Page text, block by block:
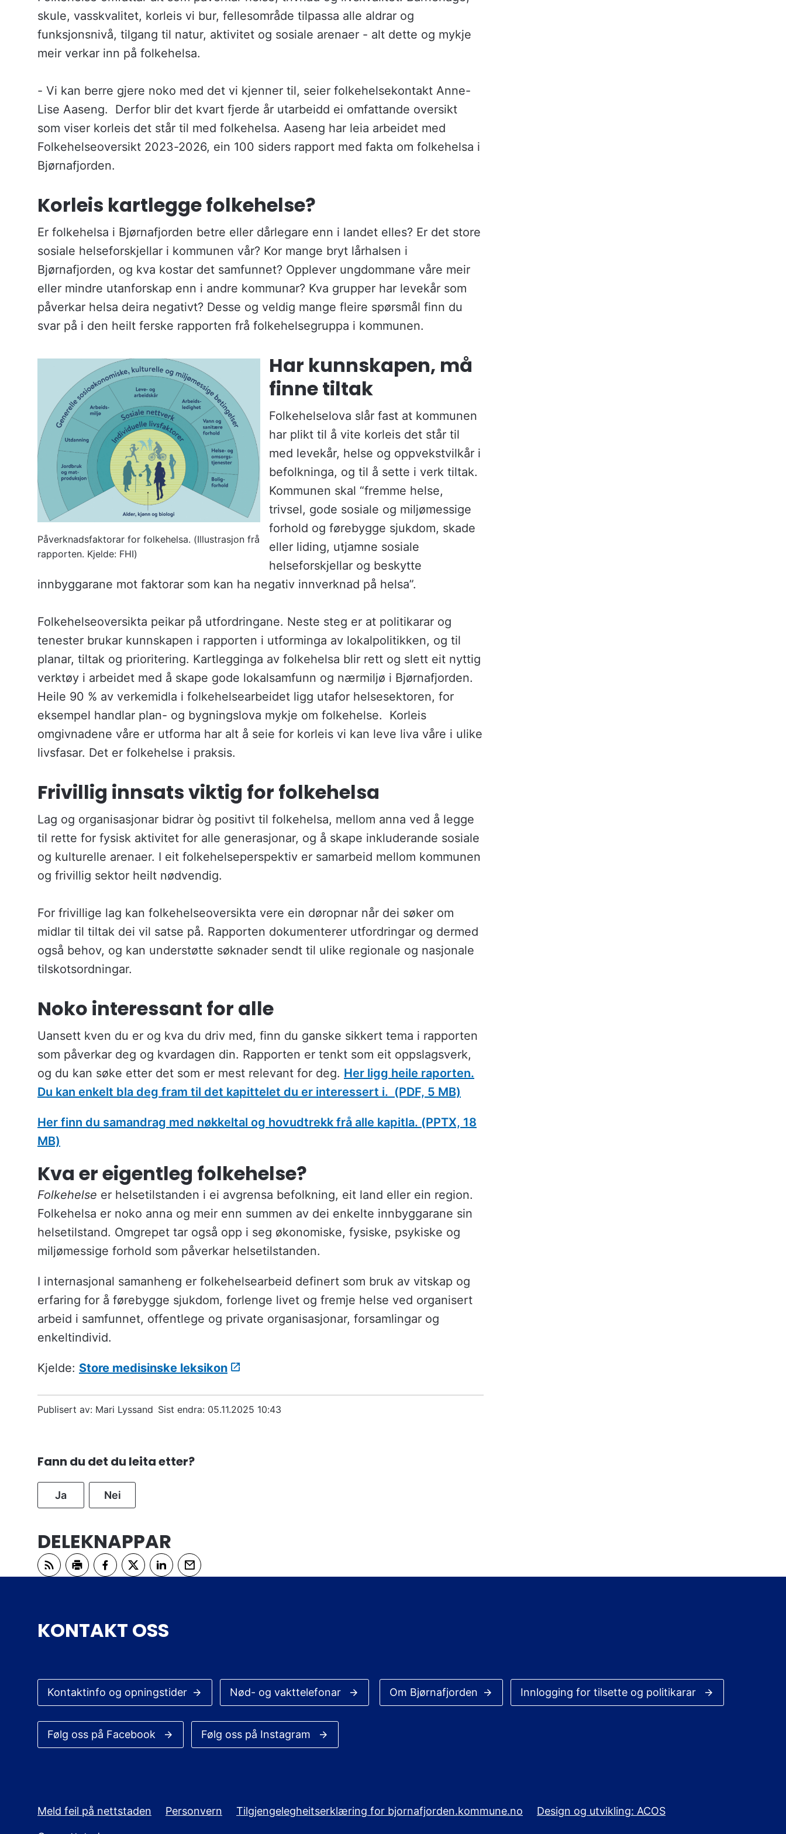
skule, vasskvalitet, korleis vi bur, fellesområde tilpassa alle aldrar og
funksjonsnivå, tilgang til natur, aktivitet og sosiale arenaer - alt dette og mykje
meir verkar inn på folkehelsa.
- Vi kan berre gjere noko med det vi kjenner til, seier folkehelsekontakt Anne-
Lise Aaseng. Derfor blir det kvart fjerde år utarbeidd ei omfattande oversikt
som viser korleis det står til med folkehelsa. Aaseng har leia arbeidet med
Folkehelseoversikt 2023-2026, ein 100 siders rapport med fakta om folkehelsa i
Bjørnafjorden.
Korleis kartlegge folkehelse?
Er folkehelsa i Bjørnafjorden betre eller dårlegare enn i landet elles? Er det store
sosiale helseforskjellar i kommunen vår? Kor mange bryt lårhalsen i
Bjørnafjorden, og kva kostar det samfunnet? Opplever ungdommane våre meir
eller mindre utanforskap enn i andre kommunar? Kva grupper har levekår som
påverkar helsa deira negativt? Desse og veldig mange fleire spørsmål finn du
svar på i den heilt ferske rapporten frå folkehelsegruppa i kommunen.
Påverknadsfaktorar for folkehelsa. (Illustrasjon frå
rapporten. Kjelde: FHI)
Har kunnskapen, må
finne tiltak
Folkehelselova slår fast at kommunen
har plikt til å vite korleis det står til
med levekår, helse og oppvekstvilkår i
befolkninga, og til å sette i verk tiltak.
Kommunen skal “fremme helse,
trivsel, gode sosiale og miljømessige
forhold og førebygge sjukdom, skade
eller liding, utjamne sosiale
helseforskjellar og beskytte
innbyggarane mot faktorar som kan ha negativ innverknad på helsa”.
Folkehelseoversikta peikar på utfordringane. Neste steg er at politikarar og
tenester brukar kunnskapen i rapporten i utforminga av lokalpolitikken, og til
planar, tiltak og prioritering. Kartlegginga av folkehelsa blir rett og slett eit nyttig
verktøy i arbeidet med å skape gode lokalsamfunn og nærmiljø i Bjørnafjorden.
Heile 90 % av verkemidla i folkehelsearbeidet ligg utafor helsesektoren, for
eksempel handlar plan- og bygningslova mykje om folkehelse. Korleis
omgivnadene våre er utforma har alt å seie for korleis vi kan leve liva våre i ulike
livsfasar. Det er folkehelse i praksis.
Frivillig innsats viktig for folkehelsa
Lag og organisasjonar bidrar òg positivt til folkehelsa, mellom anna ved å legge
til rette for fysisk aktivitet for alle generasjonar, og å skape inkluderande sosiale
og kulturelle arenaer. I eit folkehelseperspektiv er samarbeid mellom kommunen
og frivillig sektor heilt nødvendig.
For frivillige lag kan folkehelseoversikta vere ein døropnar når dei søker om
midlar til tiltak dei vil satse på. Rapporten dokumenterer utfordringar og dermed
også behov, og kan understøtte søknader sendt til ulike regionale og nasjonale
tilskotsordningar.
Noko interessant for alle
Uansett kven du er og kva du driv med, finn du ganske sikkert tema i rapporten
som påverkar deg og kvardagen din. Rapporten er tenkt som eit oppslagsverk,
og du kan søke etter det som er mest relevant for deg. Her ligg heile raporten.
Du kan enkelt bla deg fram til det kapittelet du er interessert i. (PDF, 5 MB)
Her finn du samandrag med nøkkeltal og hovudtrekk frå alle kapitla. (PPTX, 18
MB)
Kva er eigentleg folkehelse?
Folkehelse er helsetilstanden i ei avgrensa befolkning, eit land eller ein region.
Folkehelsa er noko anna og meir enn summen av dei enkelte innbyggarane sin
helsetilstand. Omgrepet tar også opp i seg økonomiske, fysiske, psykiske og
miljømessige forhold som påverkar helsetilstanden.
I internasjonal samanheng er folkehelsearbeid definert som bruk av vitskap og
erfaring for å førebygge sjukdom, forlenge livet og fremje helse ved organisert
arbeid i samfunnet, offentlege og private organisasjonar, forsamlingar og
enkeltindivid.
Kjelde: Store medisinske leksikon
Publisert av Mari Lyssand Sist endra 05.11.2025 10:43
Fann du det du leita etter?
Ja Nei
DELEKNAPPAR
KONTAKT OSS
Kontaktinfo og opningstider Nød- og vakttelefonar Om Bjørnafjorden Innlogging for tilsette og politikarar
Følg oss på Facebook Følg oss på Instagram
Meld feil på nettstaden Personvern Tilgjengelegheitserklæring for bjornafjorden.kommune.no Design og utvikling: ACOS